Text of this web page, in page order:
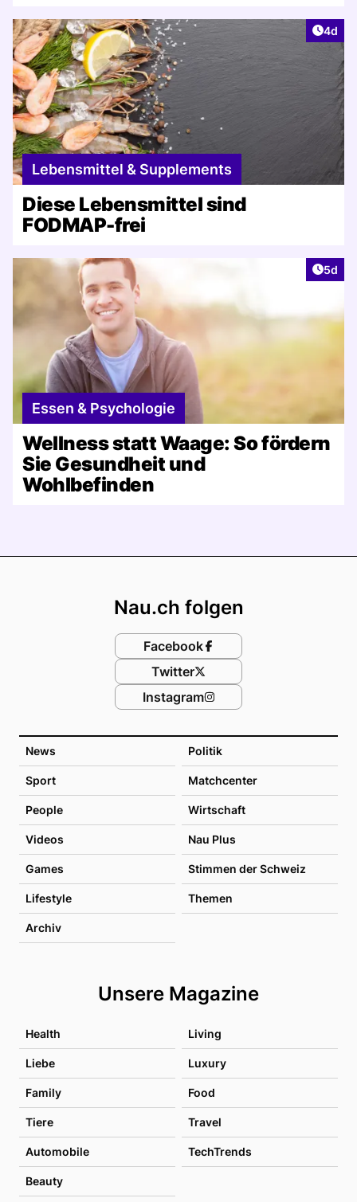
4d
Lebensmittel & Supplements
Diese Lebensmittel sind
FODMAP-frei
5d
Essen & Psychologie
Wellness statt Waage: So fördern
Sie Gesundheit und
Wohlbefinden
News Politik
Sport Matchcenter
People Wirtschaft
Videos Nau Plus
Games Stimmen der Schweiz
Lifestyle Themen
Archiv
Unsere Magazine
Health Living
Liebe Luxury
Family Food
Tiere Travel
Automobile TechTrends
Beauty
Nau.ch folgen
Facebook
Twitter
Instagram